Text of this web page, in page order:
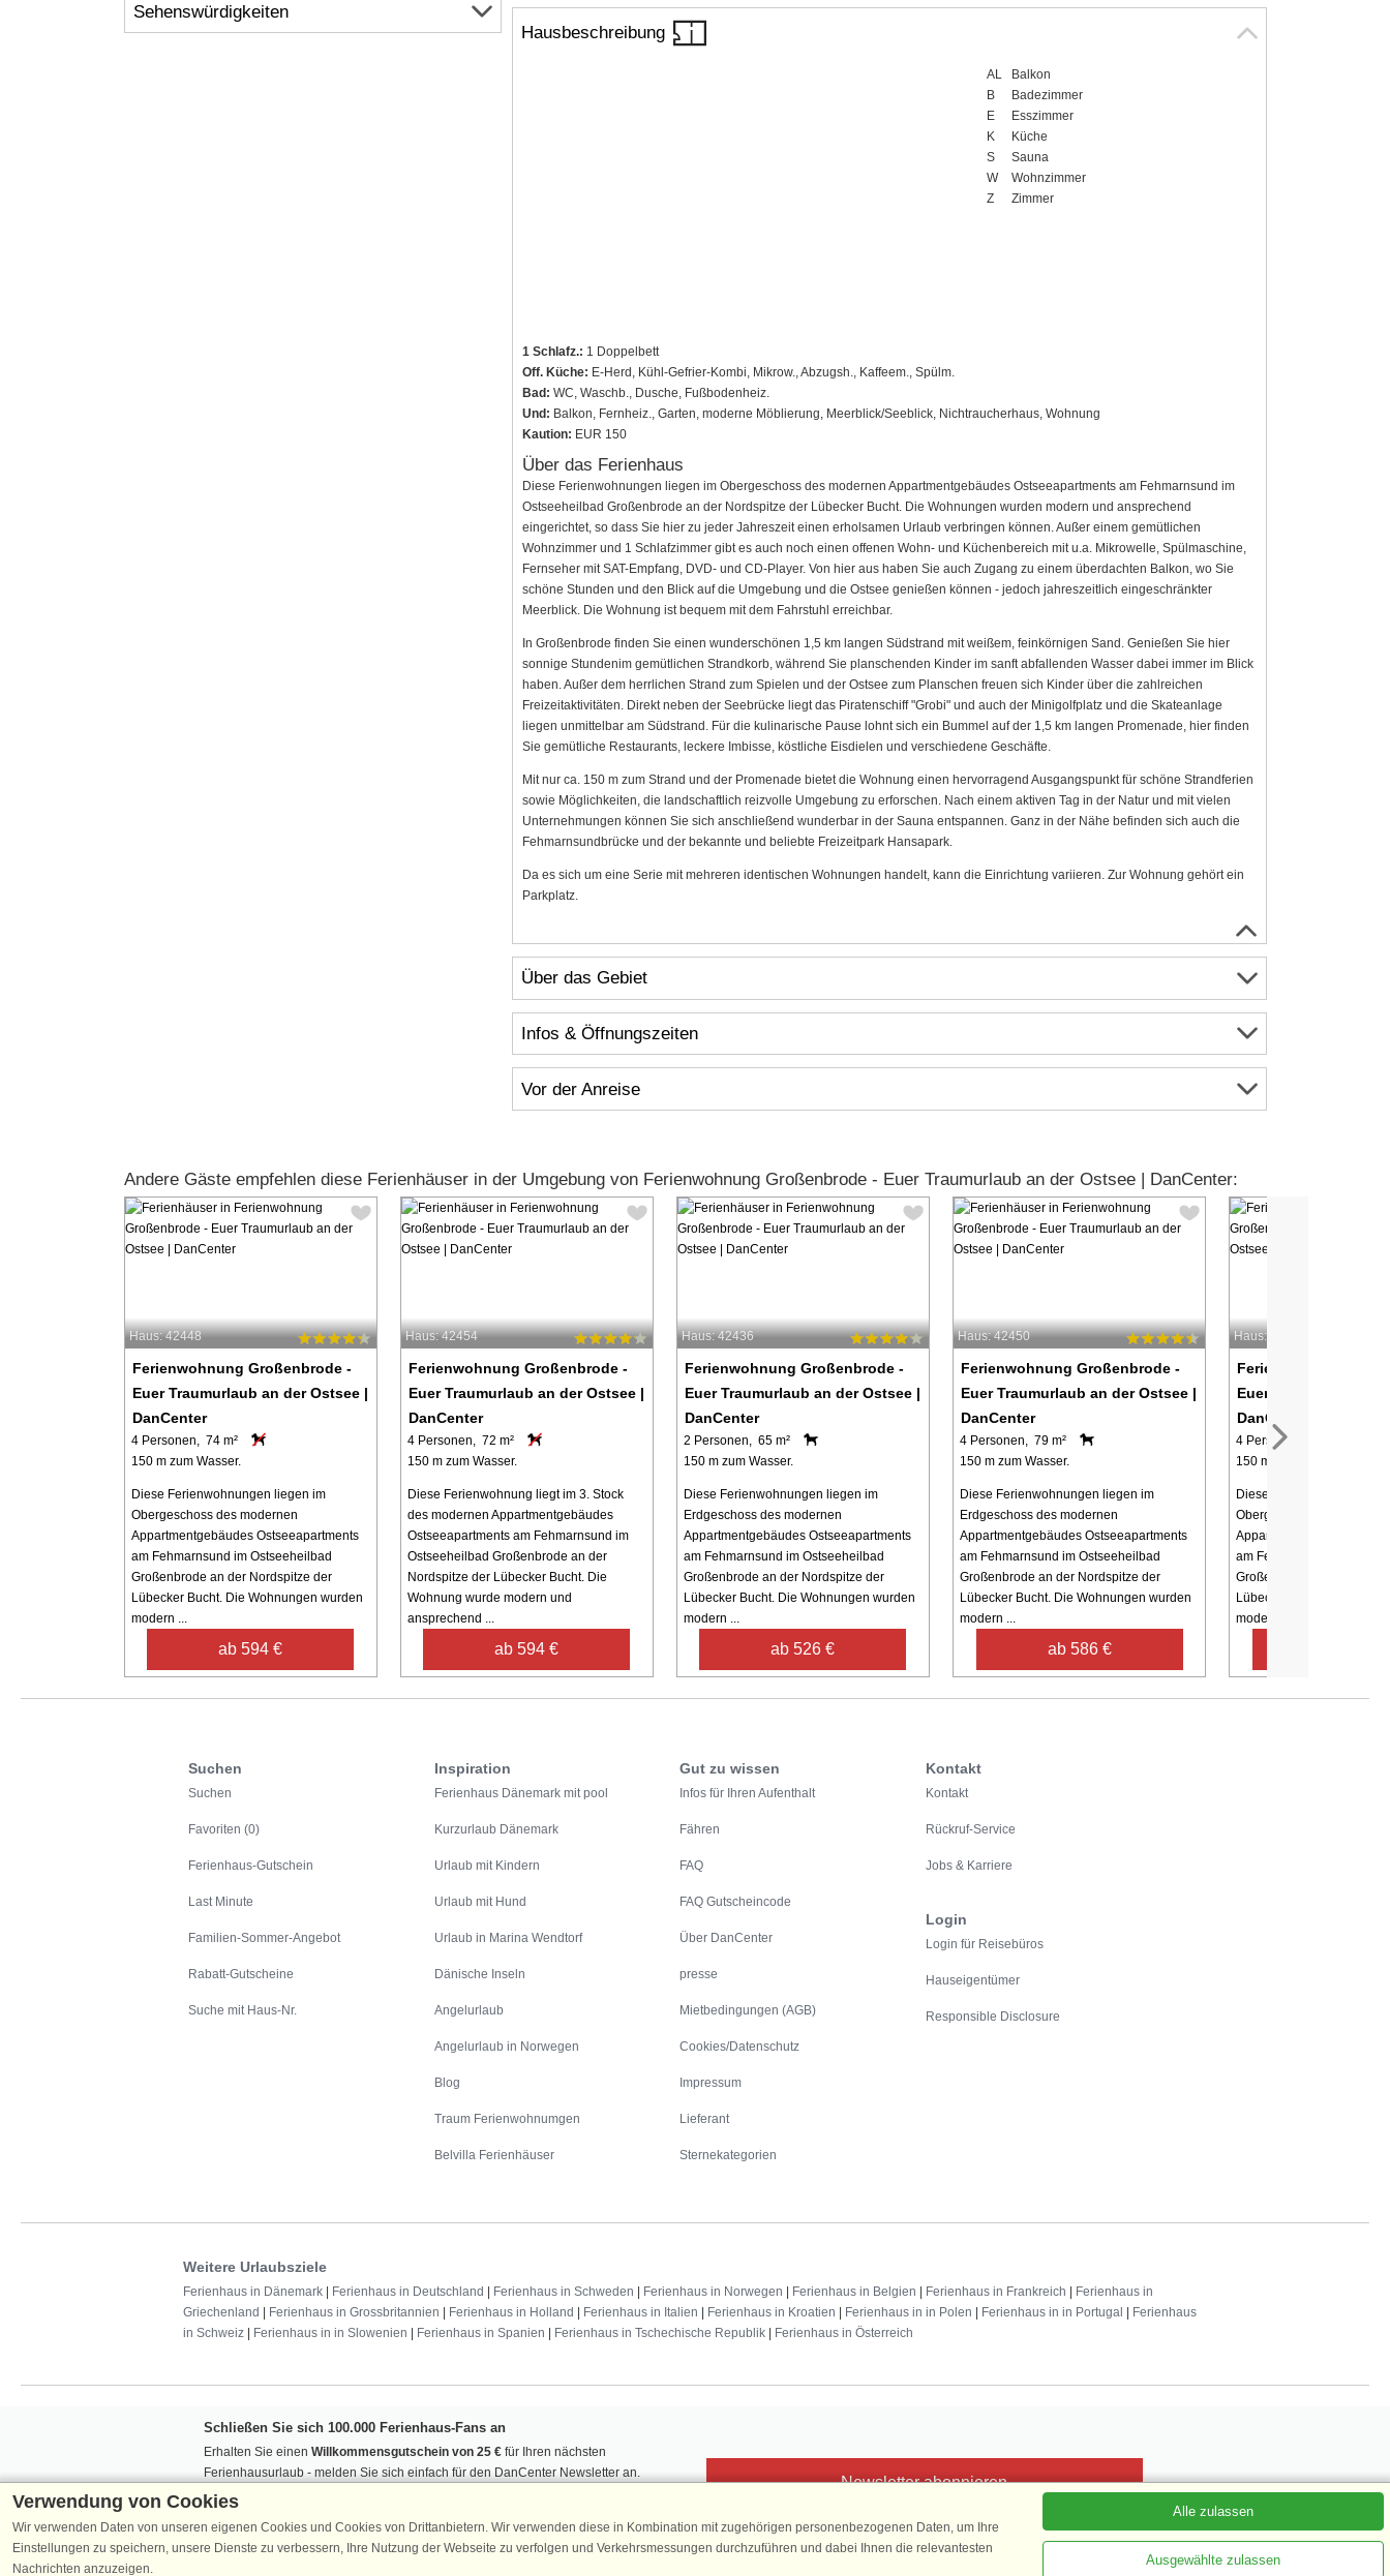
Hausbeschreibung
AL
Balkon
B
Badezimmer
E
Esszimmer
K
Küche
S
Sauna
W
Wohnzimmer
Z
Zimmer
1 Schlafz.: 1 Doppelbett
Off. Küche: E-Herd, Kühl-Gefrier-Kombi, Mikrow., Abzugsh., Kaffeem., Spülm.
Bad: WC, Waschb., Dusche, Fußbodenheiz.
Und: Balkon, Fernheiz., Garten, moderne Möblierung, Meerblick/Seeblick, Nichtraucherhaus, Wohnung
Kaution: EUR 150
Über das Ferienhaus
Diese Ferienwohnungen liegen im Obergeschoss des modernen Appartmentgebäudes Ostseeapartments am Fehmarnsund im
Ostseeheilbad Großenbrode an der Nordspitze der Lübecker Bucht. Die Wohnungen wurden modern und ansprechend
eingerichtet, so dass Sie hier zu jeder Jahreszeit einen erholsamen Urlaub verbringen können. Außer einem gemütlichen
Wohnzimmer und 1 Schlafzimmer gibt es auch noch einen offenen Wohn- und Küchenbereich mit u.a. Mikrowelle, Spülmaschine,
Fernseher mit SAT-Empfang, DVD- und CD-Player. Von hier aus haben Sie auch Zugang zu einem überdachten Balkon, wo Sie
schöne Stunden und den Blick auf die Umgebung und die Ostsee genießen können - jedoch jahreszeitlich eingeschränkter
Meerblick. Die Wohnung ist bequem mit dem Fahrstuhl erreichbar.
In Großenbrode finden Sie einen wunderschönen 1,5 km langen Südstrand mit weißem, feinkörnigen Sand. Genießen Sie hier
sonnige Stundenim gemütlichen Strandkorb, während Sie planschenden Kinder im sanft abfallenden Wasser dabei immer im Blick
haben. Außer dem herrlichen Strand zum Spielen und der Ostsee zum Planschen freuen sich Kinder über die zahlreichen
Freizeitaktivitäten. Direkt neben der Seebrücke liegt das Piratenschiff "Grobi" und auch der Minigolfplatz und die Skateanlage
liegen unmittelbar am Südstrand. Für die kulinarische Pause lohnt sich ein Bummel auf der 1,5 km langen Promenade, hier finden
Sie gemütliche Restaurants, leckere Imbisse, köstliche Eisdielen und verschiedene Geschäfte.
Mit nur ca. 150 m zum Strand und der Promenade bietet die Wohnung einen hervorragend Ausgangspunkt für schöne Strandferien
sowie Möglichkeiten, die landschaftlich reizvolle Umgebung zu erforschen. Nach einem aktiven Tag in der Natur und mit vielen
Unternehmungen können Sie sich anschließend wunderbar in der Sauna entspannen. Ganz in der Nähe befinden sich auch die
Fehmarnsundbrücke und der bekannte und beliebte Freizeitpark Hansapark.
Da es sich um eine Serie mit mehreren identischen Wohnungen handelt, kann die Einrichtung variieren. Zur Wohnung gehört ein
Parkplatz.
Über das Gebiet
Infos & Öffnungszeiten
Vor der Anreise
Sehenswürdigkeiten
Andere Gäste empfehlen diese Ferienhäuser in der Umgebung von Ferienwohnung Großenbrode - Euer Traumurlaub an der Ostsee | DanCenter:
Haus: 42448
Ferienwohnung Großenbrode -
Euer Traumurlaub an der Ostsee |
DanCenter
4 Personen, 74 m²
150 m zum Wasser.
Diese Ferienwohnungen liegen im
Obergeschoss des modernen
Appartmentgebäudes Ostseeapartments
am Fehmarnsund im Ostseeheilbad
Großenbrode an der Nordspitze der
Lübecker Bucht. Die Wohnungen wurden
modern ...
ab 594 €
Haus: 42454
Ferienwohnung Großenbrode -
Euer Traumurlaub an der Ostsee |
DanCenter
4 Personen, 72 m²
150 m zum Wasser.
Diese Ferienwohnung liegt im 3. Stock
des modernen Appartmentgebäudes
Ostseeapartments am Fehmarnsund im
Ostseeheilbad Großenbrode an der
Nordspitze der Lübecker Bucht. Die
Wohnung wurde modern und
ansprechend ...
ab 594 €
Haus: 42436
Ferienwohnung Großenbrode -
Euer Traumurlaub an der Ostsee |
DanCenter
2 Personen, 65 m²
150 m zum Wasser.
Diese Ferienwohnungen liegen im
Erdgeschoss des modernen
Appartmentgebäudes Ostseeapartments
am Fehmarnsund im Ostseeheilbad
Großenbrode an der Nordspitze der
Lübecker Bucht. Die Wohnungen wurden
modern ...
ab 526 €
Haus: 42450
Ferienwohnung Großenbrode -
Euer Traumurlaub an der Ostsee |
DanCenter
4 Personen, 79 m²
150 m zum Wasser.
Diese Ferienwohnungen liegen im
Erdgeschoss des modernen
Appartmentgebäudes Ostseeapartments
am Fehmarnsund im Ostseeheilbad
Großenbrode an der Nordspitze der
Lübecker Bucht. Die Wohnungen wurden
modern ...
ab 586 €
Haus: 42445
Ferienwohnung
Euer Traumurlaub an
DanCenter
4 Personen, 74 m²
150 m zum Wasser.
Diese Ferienwohnungen
Obergeschoss des
Appartmentgebäudes
am Fehmarnsund im
Großenbrode an der
Lübecker Bucht. Die
modern ...
Suchen
Suchen
Favoriten (0)
Ferienhaus-Gutschein
Last Minute
Familien-Sommer-Angebot
Rabatt-Gutscheine
Suche mit Haus-Nr.
Inspiration
Ferienhaus Dänemark mit pool
Kurzurlaub Dänemark
Urlaub mit Kindern
Urlaub mit Hund
Urlaub in Marina Wendtorf
Dänische Inseln
Angelurlaub
Angelurlaub in Norwegen
Blog
Traum Ferienwohnumgen
Belvilla Ferienhäuser
Gut zu wissen
Infos für Ihren Aufenthalt
Fähren
FAQ
FAQ Gutscheincode
Über DanCenter
presse
Mietbedingungen (AGB)
Cookies/Datenschutz
Impressum
Lieferant
Sternekategorien
Kontakt
Kontakt
Rückruf-Service
Jobs & Karriere
Login
Login für Reisebüros
Hauseigentümer
Responsible Disclosure
Weitere Urlaubsziele
Ferienhaus in Dänemark Ferienhaus in Deutschland Ferienhaus in Schweden Ferienhaus in Norwegen Ferienhaus in Belgien Ferienhaus in Frankreich
Ferienhaus in
Griechenland
Ferienhaus in Grossbritannien Ferienhaus in Holland Ferienhaus in Italien Ferienhaus in Kroatien Ferienhaus in in Polen Ferienhaus in in Portugal
Ferienhaus
in Schweiz
Ferienhaus in in Slowenien Ferienhaus in Spanien Ferienhaus in Tschechische Republik Ferienhaus in Österreich
Schließen Sie sich 100.000 Ferienhaus-Fans an
Erhalten Sie einen Willkommensgutschein von 25 € für Ihren nächsten
Ferienhausurlaub - melden Sie sich einfach für den DanCenter Newsletter an.
Verpassen Sie nie wieder exklusive Angebote, Gewinnspiele und Urlaubstipps!
Newsletter abonnieren
Verwendung von Cookies
Wir verwenden Daten von unseren eigenen Cookies und Cookies von Drittanbietern. Wir verwenden diese in Kombination mit zugehörigen personenbezogenen Daten, um Ihre
Einstellungen zu speichern, unsere Dienste zu verbessern, Ihre Nutzung der Webseite zu verfolgen und Verkehrsmessungen durchzuführen und dabei Ihnen die relevantesten
Nachrichten anzuzeigen.
Alle zulassen
Ausgewählte zulassen